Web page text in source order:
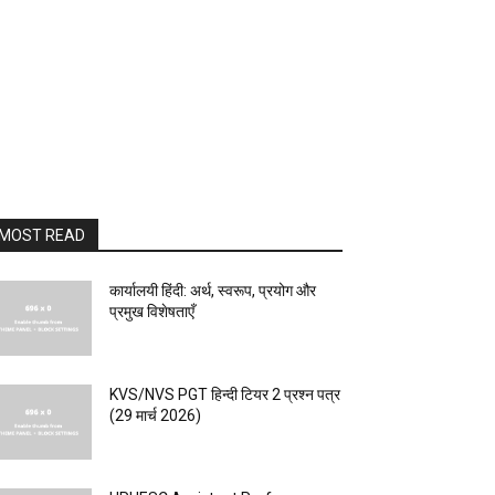
READ
कार्यालयी हिंदी: अर्थ, स्वरूप, प्रयोग और
प्रमुख विशेषताएँ
KVS/NVS PGT हिन्दी टियर 2 प्रश्न पत्र
(29 मार्च 2026)